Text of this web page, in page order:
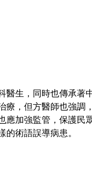
醫生，同時也傳承著
療，但方醫師也強調
應加強監管，保護民
術語誤導病患。